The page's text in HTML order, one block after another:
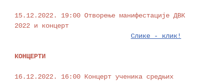
15.12.2022. 19:00 Отворење манифестације ДВК
2022 и концерт
Слике - клик!
КОНЦЕРТИ
16.12.2022. 16:00 Концерт ученика средњих